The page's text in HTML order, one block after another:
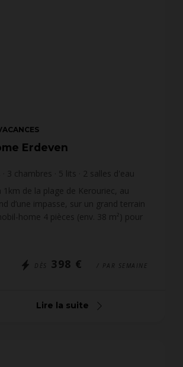
Erdeven
3 chambres 5 lits 2 salles d'eau
1km de la plage de Kerouriec, au
d’une impasse, sur un grand terrain
home 4 pièces (env. 38 m²) pour
DÈS 398 € / PAR SEMAINE
Lire la suite